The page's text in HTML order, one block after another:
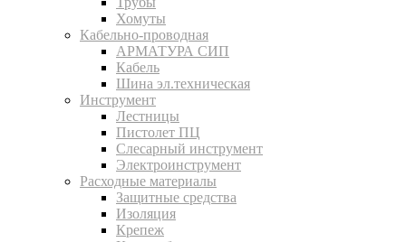
Хомуты
Кабельно-проводная
АРМАТУРА СИП
Кабель
Шина эл.техническая
Инструмент
Лестницы
Пистолет ПЦ
Слесарный инструмент
Электроинструмент
Расходные материалы
Защитные средства
Изоляция
Крепеж